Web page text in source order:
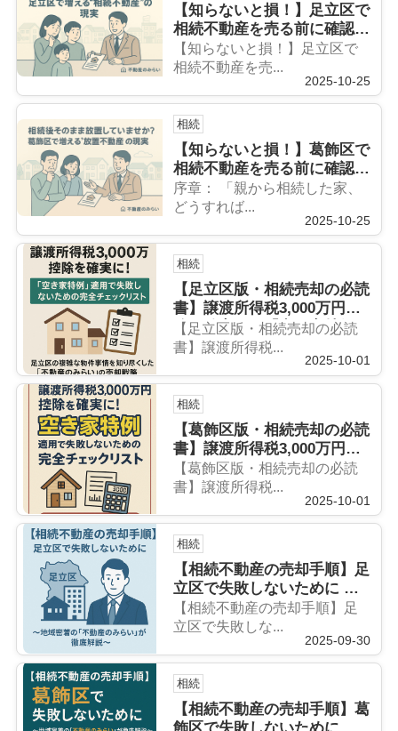
【知らないと損！】足立区で
相続不動産を売る前に確認す
べき３つのこと
【知らないと損！】足立区で
相続不動産を売...
2025-10-25
相続
【知らないと損！】葛飾区で
相続不動産を売る前に確認す
べき３つのこと
序章： 「親から相続した家、
どうすれば...
2025-10-25
相続
【足立区版・相続売却の必読
書】譲渡所得税3,000万円控
除を確実に！「空き家特例」
適用で失敗しないための完全
チェックリスト 〜足立区の
複雑な物件事情を知り尽くし
た「不動産のみらい」の売却
戦略〜
【足立区版・相続売却の必読
書】譲渡所得税...
2025-10-01
相続
【葛飾区版・相続売却の必読
書】譲渡所得税3,000万円控
除を確実に！「空き家特例」
適用で失敗しないための完全
チェックリスト 〜葛飾区の
物件を知り尽くした「不動産
のみらい」が教える売却と税
金トータルサポート戦略〜
【葛飾区版・相続売却の必読
書】譲渡所得税...
2025-10-01
相続
【相続不動産の売却手順】足
立区で失敗しないために 〜
地域密着の「不動産のみら
い」が徹底解説〜
【相続不動産の売却手順】足
立区で失敗しな...
2025-09-30
相続
【相続不動産の売却手順】葛